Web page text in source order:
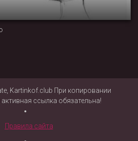
Kartinkof.club При копировании
ссылка обязательна!
Правила сайта